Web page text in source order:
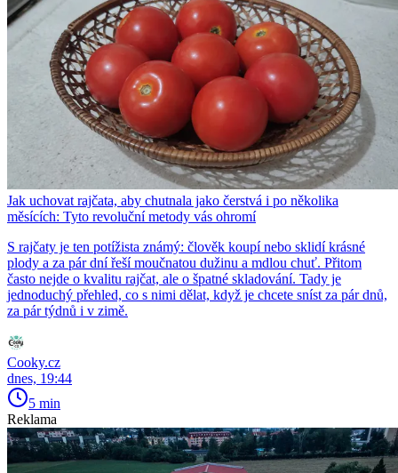
Jak uchovat rajčata, aby chutnala jako čerstvá i po několika
měsících: Tyto revoluční metody vás ohromí
S rajčaty je ten potížista známý: člověk koupí nebo sklidí krásné
plody a za pár dní řeší moučnatou dužinu a mdlou chuť. Přitom
často nejde o kvalitu rajčat, ale o špatné skladování. Tady je
jednoduchý přehled, co s nimi dělat, když je chcete sníst za pár dnů,
za pár týdnů i v zimě.
Cooky.cz
dnes, 19:44
5 min
Reklama